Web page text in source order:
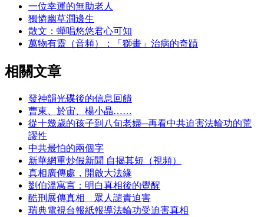
一位幸運的無助老人
獨憐幽草澗邊生
散文：蟬唱悠悠君心可知
萬物有靈（音頻）：「獅畫」治病的奇蹟
相關文章
發神韻光碟後的信息回饋
曹東、於宙、楊小晶……
從十幾歲的孩子到八旬老婦─再看中共迫害法輪功的荒
謬性
中共最怕的兩個字
新華網重炒假新聞 自揭其短（視頻）
真相廣傳處，開啟大法緣
劉伯溫寓言：明白真相後的覺醒
酷刑展傳真相 眾人譴責迫害
瑞典電視台報紙報導法輪功受迫害真相